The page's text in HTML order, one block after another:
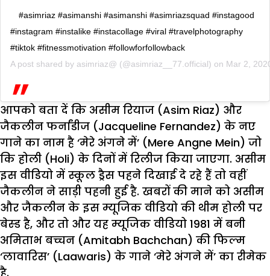
#asimriaz #asimanshi #asimanshi #asimriazsquad #instagood
#instagram #instalike #instacollage #viral #travelphotography
#tiktok #fitnessmotivation #followforfollowback
A post shared by asimriaz@ (@asimriaz__77.official) on Mar 2,
आपको बता दें कि असीम रियाज (Asim Riaz) और
जैकलीन फर्नांडीज (Jacqueline Fernandez) के नए
गाने का नाम है ‘मेरे अंगने में’ (Mere Angne Mein) जो
कि होली (Holi) के दिनों में रिलीज किया जाएगा. असीम
इस वीडियो में स्कूल ड्रैस पहने दिखाई दे रहे हैं तो वहीं
जैकलीन ने साड़ी पहनी हुई है. खबरों की माने को असीम
और जैकलीन के इस म्यूजिक वीडियो की थीम होली पर
बेस्ड है, और तो और यह म्यूजिक वीडियो 1981 में बनी
अमिताभ बच्चन (Amitabh Bachchan) की फिल्म
‘लावारिस’ (Laawaris) के गाने ‘मेरे अंगने में’ का रीमेक
है.